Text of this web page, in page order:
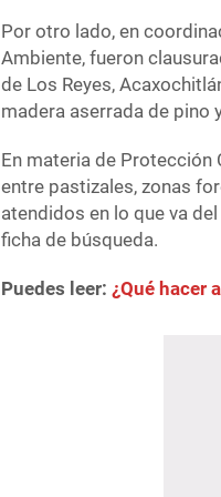
Por otro lado, en
Ambiente, fueron
de Los Reyes,
madera aserrada de pino
En materia de Protección
entre pastizales, zonas
atendidos en lo que va
ficha de búsqueda.
Puedes leer:¿Qué hacer